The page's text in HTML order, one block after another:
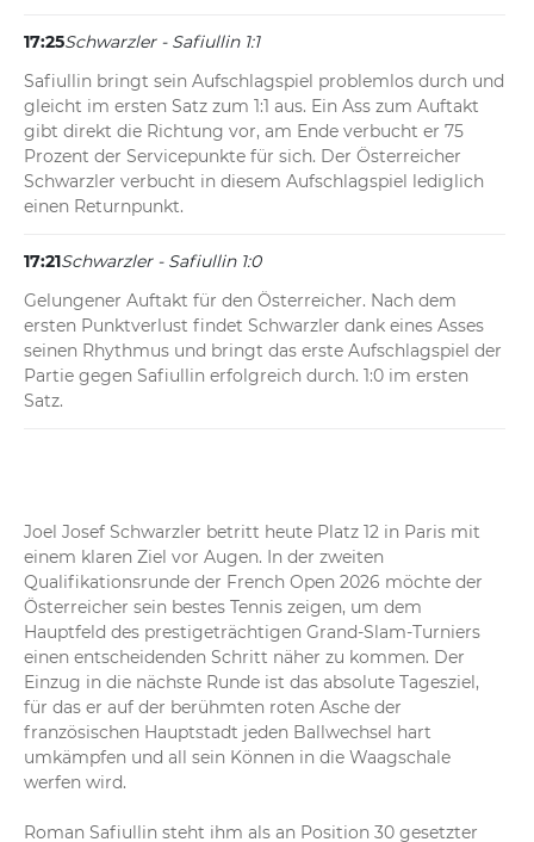
17:25Schwarzler - Safiullin 1:1
Safiullin bringt sein Aufschlagspiel problemlos durch und
gleicht im ersten Satz zum 1:1 aus. Ein Ass zum Auftakt
gibt direkt die Richtung vor, am Ende verbucht er 75
Prozent der Servicepunkte für sich. Der Österreicher
Schwarzler verbucht in diesem Aufschlagspiel lediglich
einen Returnpunkt.
17:21Schwarzler - Safiullin 1:0
Gelungener Auftakt für den Österreicher. Nach dem
ersten Punktverlust findet Schwarzler dank eines Asses
seinen Rhythmus und bringt das erste Aufschlagspiel der
Partie gegen Safiullin erfolgreich durch. 1:0 im ersten
Satz.
Joel Josef Schwarzler betritt heute Platz 12 in Paris mit
einem klaren Ziel vor Augen. In der zweiten
Qualifikationsrunde der French Open 2026 möchte der
Österreicher sein bestes Tennis zeigen, um dem
Hauptfeld des prestigeträchtigen Grand-Slam-Turniers
einen entscheidenden Schritt näher zu kommen. Der
Einzug in die nächste Runde ist das absolute Tagesziel,
für das er auf der berühmten roten Asche der
französischen Hauptstadt jeden Ballwechsel hart
umkämpfen und all sein Können in die Waagschale
werfen wird.
Roman Safiullin steht ihm als an Position 30 gesetzter